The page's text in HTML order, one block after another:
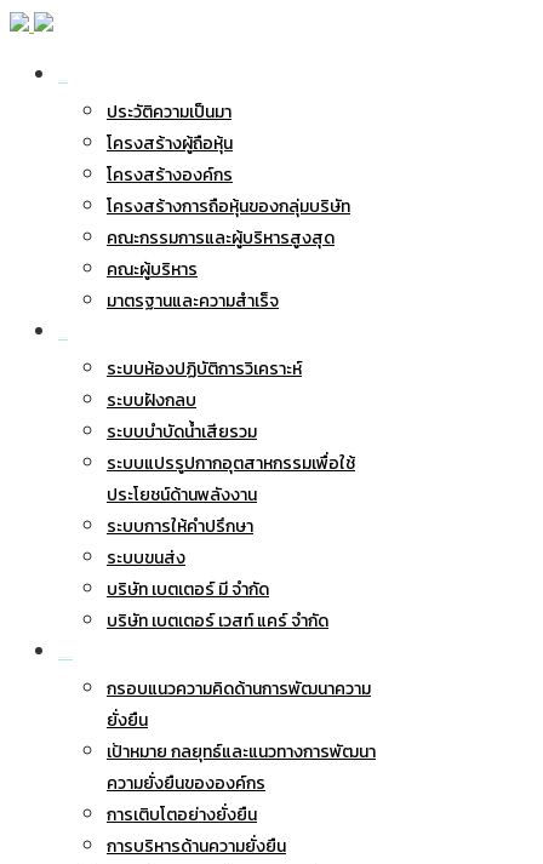
ประวัติความเป็นมา
โครงสร้างผู้ถือหุ้น
โครงสร้างองค์กร
โครงสร้างการถือหุ้นของกลุ่มบริษัท
คณะกรรมการและผู้บริหารสูงสุด
คณะผู้บริหาร
มาตรฐานและความสำเร็จ
ระบบห้องปฏิบัติการวิเคราะห์
ระบบฝังกลบ
ระบบบำบัดน้ำเสียรวม
ระบบแปรรูปกากอุตสาหกรรมเพื่อใช้
ประโยชน์ด้านพลังงาน
ระบบการให้คำปรึกษา
ระบบขนส่ง
บริษัท เบตเตอร์ มี จำกัด
บริษัท เบตเตอร์ เวสท์ แคร์ จำกัด
กรอบแนวความคิดด้านการพัฒนาความ
ยั่งยืน
เป้าหมาย กลยุทธ์และแนวทางการพัฒนา
ความยั่งยืนขององค์กร
การเติบโตอย่างยั่งยืน
การบริหารด้านความยั่งยืน